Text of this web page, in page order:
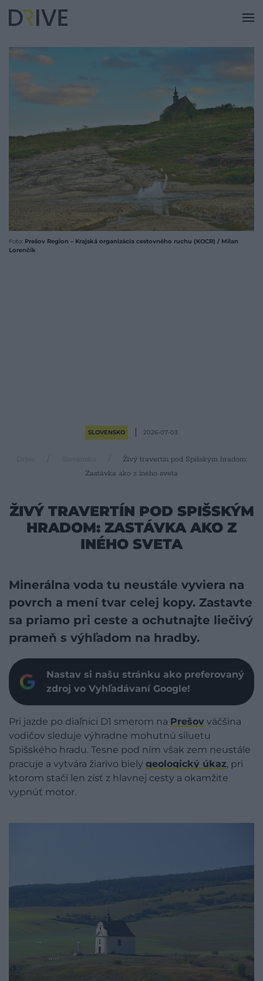
Foto: Prešov Region – Krajská organizácia cestovného ruchu (KOCR) / Milan
Lorenčík
SLOVENSKO 2026-07-03
Drive Slovensko
Živý travertín pod Spišským hradom:
Zastávka ako z iného sveta
ŽIVÝ TRAVERTÍN POD SPIŠSKÝM
HRADOM: ZASTÁVKA AKO Z
INÉHO SVETA
Minerálna voda tu neustále vyviera na
povrch a mení tvar celej kopy. Zastavte
sa priamo pri ceste a ochutnajte liečivý
prameň s výhľadom na hradby.
Nastav si našu stránku ako preferovaný
zdroj vo Vyhľadávaní Google!
Pri jazde po diaľnici D1 smerom na Prešov väčšina
vodičov sleduje výhradne mohutnú siluetu
Spišského hradu. Tesne pod ním však zem neustále
pracuje a vytvára žiarivo biely geologický úkaz, pri
ktorom stačí len zísť z hlavnej cesty a okamžite
vypnúť motor.